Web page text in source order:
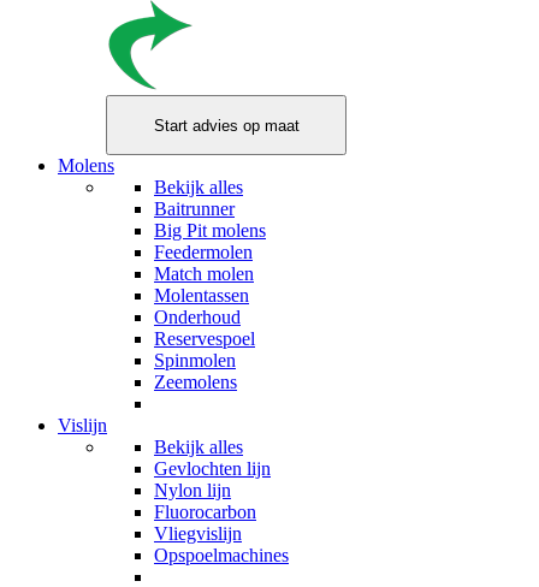
Molens
Bekijk alles
Baitrunner
Big Pit molens
Feedermolen
Match molen
Molentassen
Onderhoud
Reservespoel
Spinmolen
Zeemolens
Vislijn
Bekijk alles
Gevlochten lijn
Nylon lijn
Fluorocarbon
Vliegvislijn
Opspoelmachines